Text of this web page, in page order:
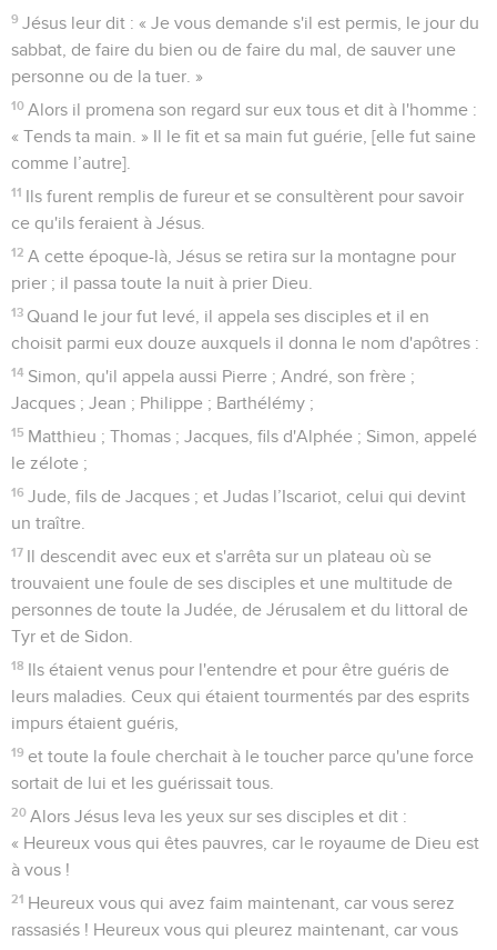
9 Jésus leur dit : « Je vous demande s'il est permis, le jour du
sabbat, de faire du bien ou de faire du mal, de sauver une
personne ou de la tuer. »
10 Alors il promena son regard sur eux tous et dit à l'homme :
« Tends ta main. » Il le fit et sa main fut guérie, [elle fut saine
comme l’autre].
11 Ils furent remplis de fureur et se consultèrent pour savoir
ce qu'ils feraient à Jésus.
12 A cette époque-là, Jésus se retira sur la montagne pour
prier ; il passa toute la nuit à prier Dieu.
13 Quand le jour fut levé, il appela ses disciples et il en
choisit parmi eux douze auxquels il donna le nom d'apôtres :
14 Simon, qu'il appela aussi Pierre ; André, son frère ;
Jacques ; Jean ; Philippe ; Barthélémy ;
15 Matthieu ; Thomas ; Jacques, fils d'Alphée ; Simon, appelé
le zélote ;
16 Jude, fils de Jacques ; et Judas l’Iscariot, celui qui devint
un traître.
17 Il descendit avec eux et s'arrêta sur un plateau où se
trouvaient une foule de ses disciples et une multitude de
personnes de toute la Judée, de Jérusalem et du littoral de
Tyr et de Sidon.
18 Ils étaient venus pour l'entendre et pour être guéris de
leurs maladies. Ceux qui étaient tourmentés par des esprits
impurs étaient guéris,
19 et toute la foule cherchait à le toucher parce qu'une force
sortait de lui et les guérissait tous.
20 Alors Jésus leva les yeux sur ses disciples et dit :
« Heureux vous qui êtes pauvres, car le royaume de Dieu est
à vous !
21 Heureux vous qui avez faim maintenant, car vous serez
rassasiés ! Heureux vous qui pleurez maintenant, car vous